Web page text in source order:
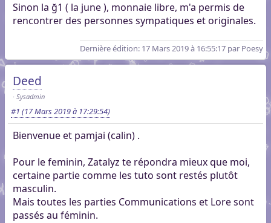
Sinon la ğ1 ( la june ), monnaie libre, m'a permis de
rencontrer des personnes sympatiques et originales.
Dernière édition: 17 Mars 2019 à 16:55:17 par Poesy
Deed
Sysadmin
#1 (17 Mars 2019 à 17:29:54)
Bienvenue et pamjai (calin) .
Pour le feminin, Zatalyz te répondra mieux que moi,
certaine partie comme les tuto sont restés plutôt
masculin.
Mais toutes les parties Communications et Lore sont
passés au féminin.